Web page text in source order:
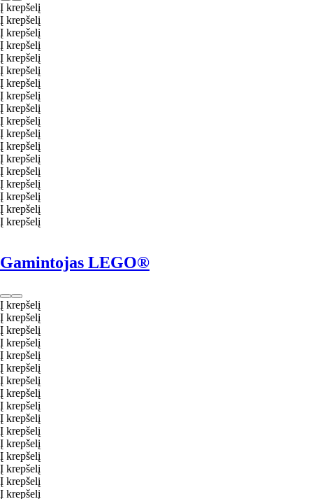
Į krepšelį
Į krepšelį
Į krepšelį
Į krepšelį
Į krepšelį
Į krepšelį
Į krepšelį
Į krepšelį
Į krepšelį
Į krepšelį
Į krepšelį
Į krepšelį
Į krepšelį
Į krepšelį
Į krepšelį
Į krepšelį
Į krepšelį
Į krepšelį
Gamintojas LEGO®
Į krepšelį
Į krepšelį
Į krepšelį
Į krepšelį
Į krepšelį
Į krepšelį
Į krepšelį
Į krepšelį
Į krepšelį
Į krepšelį
Į krepšelį
Į krepšelį
Į krepšelį
Į krepšelį
Į krepšelį
Į krepšelį